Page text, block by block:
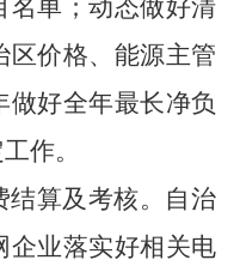
名单；动态做好清
区价格、能源主管
好全年最长净负
作。
结算及考核。
自治
企业落实好相关电